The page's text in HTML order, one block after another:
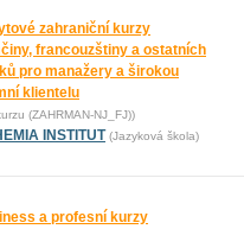
zahraniční kurzy
francouzštiny a ostatních
pro manažery a širokou
klientelu
(ZAHRMAN-NJ_FJ))
INSTITUT (Jazyková škola)
a profesní kurzy